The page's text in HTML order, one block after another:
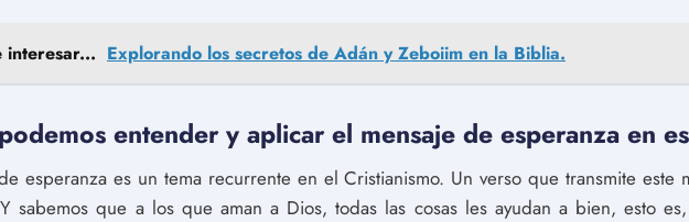
interesar... Explorando los secretos de Adán y Zeboiim en la Biblia.
entender y aplicar el mensaje de esperanza en
esperanza es un tema recurrente en el Cristianismo. Un verso que transmite este
sabemos que a los que aman a Dios, todas las cosas les ayudan a bien, esto